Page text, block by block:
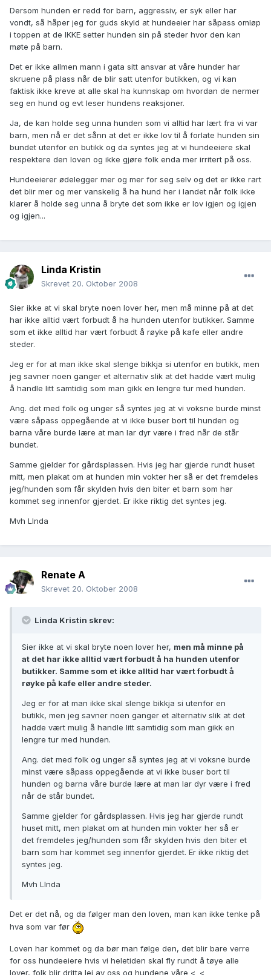
Dersom hunden er redd for barn, aggressiv, er syk eller har
vondt, så håper jeg for guds skyld at hundeeier har såpass omløp
i toppen at de IKKE setter hunden sin på steder hvor den kan
møte på barn.
Det er ikke allmen mann i gata sitt ansvar at våre hunder har
skruene på plass når de blir satt utenfor butikken, og vi kan
faktisk ikke kreve at alle skal ha kunnskap om hvordan de nermer
seg en hund og evt leser hundens reaksjoner.
Ja, de kan holde seg unna hunden som vi alltid har lært fra vi var
barn, men nå er det sånn at det er ikke lov til å forlate hunden sin
bundet utenfor en butikk og da syntes jeg at vi hundeeiere skal
respektere den loven og ikke gjøre folk enda mer irritert på oss.
Hundeeierer ødelegger mer og mer for seg selv og det er ikke rart
det blir mer og mer vanskelig å ha hund her i landet når folk ikke
klarer å holde seg unna å bryte det som ikke er lov igjen og igjen
og igjen...
Linda Kristin
Skrevet 20. Oktober 2008
Sier ikke at vi skal bryte noen lover her, men må minne på at det
har ikke alltid vært forbudt å ha hunden utenfor butikker. Samme
som et ikke alltid har vært forbudt å røyke på kafe eller andre
steder.
Jeg er for at man ikke skal slenge bikkja si utenfor en butikk, men
jeg savner noen ganger et alternativ slik at det hadde vært mulig
å handle litt samtidig som man gikk en lengre tur med hunden.
Ang. det med folk og unger så syntes jeg at vi voksne burde minst
være såpass oppegående at vi ikke buser bort til hunden og
barna våre burde lære at man lar dyr være i fred når de står
bundet.
Samme gjelder for gårdsplassen. Hvis jeg har gjerde rundt huset
mitt, men plakat om at hunden min vokter her så er det fremdeles
jeg/hunden som får skylden hvis den biter et barn som har
kommet seg innenfor gjerdet. Er ikke riktig det syntes jeg.
Mvh LInda
Renate A
Skrevet 20. Oktober 2008
Linda Kristin skrev:
Sier ikke at vi skal bryte noen lover her, men må minne på
at det har ikke alltid vært forbudt å ha hunden utenfor
butikker. Samme som et ikke alltid har vært forbudt å
røyke på kafe eller andre steder.
Jeg er for at man ikke skal slenge bikkja si utenfor en
butikk, men jeg savner noen ganger et alternativ slik at det
hadde vært mulig å handle litt samtidig som man gikk en
lengre tur med hunden.
Ang. det med folk og unger så syntes jeg at vi voksne burde
minst være såpass oppegående at vi ikke buser bort til
hunden og barna våre burde lære at man lar dyr være i fred
når de står bundet.
Samme gjelder for gårdsplassen. Hvis jeg har gjerde rundt
huset mitt, men plakat om at hunden min vokter her så er
det fremdeles jeg/hunden som får skylden hvis den biter et
barn som har kommet seg innenfor gjerdet. Er ikke riktig det
syntes jeg.
Mvh LInda
Det er det nå, og da følger man den loven, man kan ikke tenke på
hva som var før
Loven har kommet og da bør man følge den, det blir bare verre
for oss hundeeiere hvis vi heletiden skal fly rundt å tøye alle
lover, folk blir dritta lei av oss og hundene våre <_<